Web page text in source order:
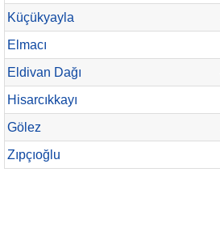
Küçükyayla
Elmacı
Eldivan Dağı
Hisarcıkkayı
Gölez
Zıpçıoğlu